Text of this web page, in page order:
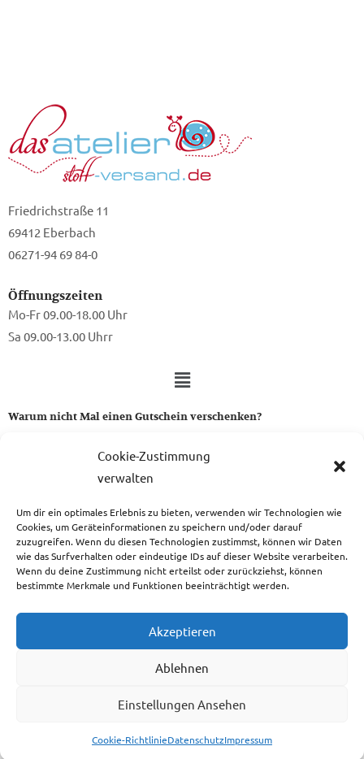
Cookie-Zustimmung
verwalten
Um dir ein optimales Erlebnis zu bieten, verwenden wir Technologien wie
Cookies, um Geräteinformationen zu speichern und/oder darauf
zuzugreifen. Wenn du diesen Technologien zustimmst, können wir Daten
wie das Surfverhalten oder eindeutige IDs auf dieser Website verarbeiten.
Wenn du deine Zustimmung nicht erteilst oder zurückziehst, können
bestimmte Merkmale und Funktionen beeinträchtigt werden.
Akzeptieren
Ablehnen
Einstellungen Ansehen
Cookie-RichtlinieDatenschutzImpressum
Friedrichstraße 11
69412 Eberbach
06271-94 69 84-0
Öffnungszeiten
Mo-Fr 09.00-18.00 Uhr
Sa 09.00-13.00 Uhrr
Warum nicht Mal einen Gutschein verschenken?
Ein Gutschein von uns ist das perfekte Geschenk für alle Stoff-
zum Gutschein
Copyright © 2026 Das Atelier